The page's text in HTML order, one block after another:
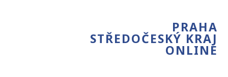
PRAHA
STŘEDOČESKÝ KRAJ
ONLINE